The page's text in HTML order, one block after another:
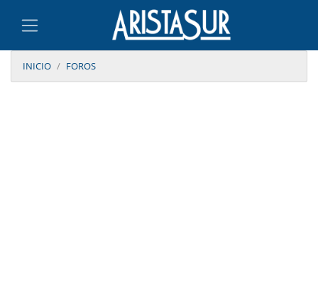
INICIO FOROS